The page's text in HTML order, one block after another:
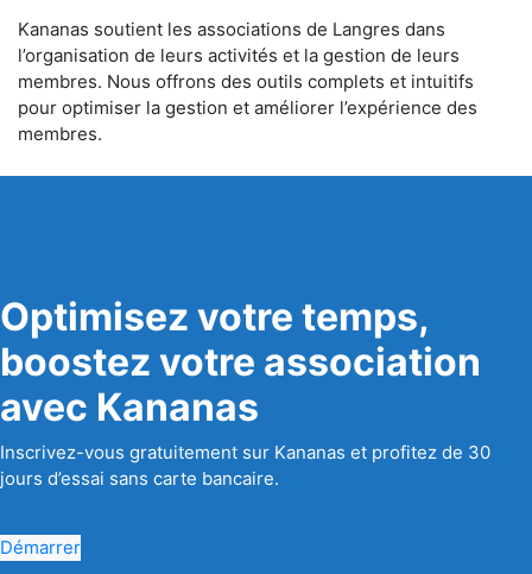
Kananas soutient les associations de Langres dans
l’organisation de leurs activités et la gestion de leurs
membres. Nous offrons des outils complets et intuitifs
pour optimiser la gestion et améliorer l’expérience des
membres.
Optimisez votre temps,
boostez votre association
avec Kananas
Inscrivez-vous gratuitement sur Kananas et profitez de 30
jours d’essai sans carte bancaire.
Démarrer